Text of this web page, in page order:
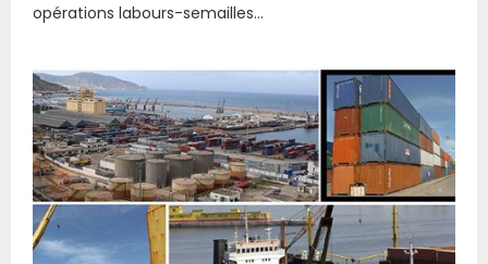
opérations labours-semailles...